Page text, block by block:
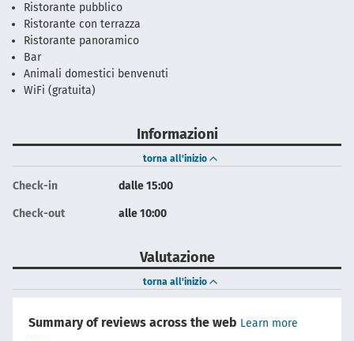
Ristorante pubblico
Ristorante con terrazza
Ristorante panoramico
Bar
Animali domestici benvenuti
WiFi (gratuita)
Informazioni
torna all'inizio
Check-in dalle 15:00
Check-out alle 10:00
Valutazione
torna all'inizio
Summary of reviews across the web Learn more